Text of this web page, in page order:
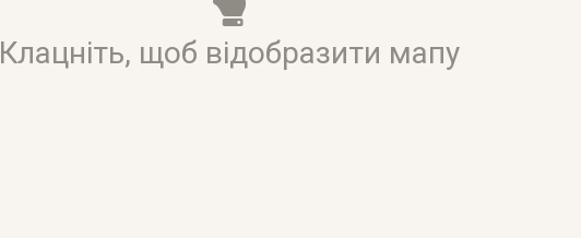
Клацніть, щоб відобразити мапу